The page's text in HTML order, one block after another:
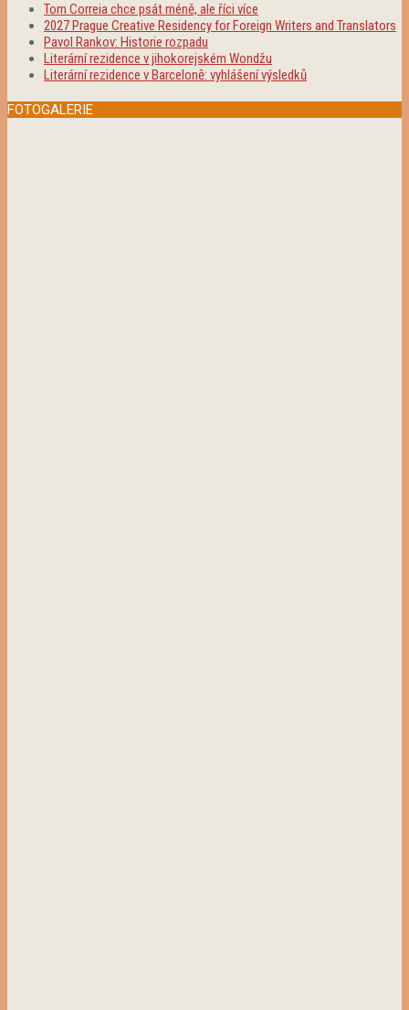
Tom Correia chce psát méně, ale říci více
2027 Prague Creative Residency for Foreign Writers and Translators
Pavol Rankov: Historie rozpadu
Literární rezidence v jihokorejském Wondžu
Literární rezidence v Barceloně: vyhlášení výsledků
FOTOGALERIE